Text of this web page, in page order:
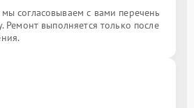
согласовываем с вами перечень
Ремонт выполняется только после